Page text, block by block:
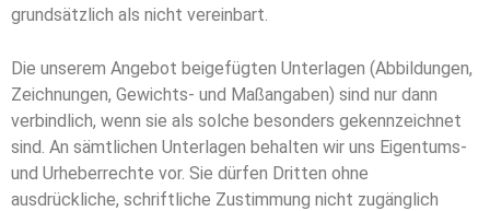
grundsätzlich als nicht vereinbart.
Die unserem Angebot beigefügten Unterlagen (Abbildungen,
Zeichnungen, Gewichts- und Maßangaben) sind nur dann
verbindlich, wenn sie als solche besonders gekennzeichnet
sind. An sämtlichen Unterlagen behalten wir uns Eigentums-
und Urheberrechte vor. Sie dürfen Dritten ohne
ausdrückliche, schriftliche Zustimmung nicht zugänglich